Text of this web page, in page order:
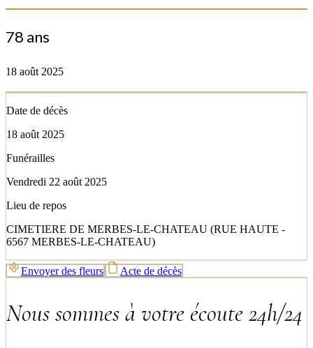
78 ans
18 août 2025
Date de décès
18 août 2025
Funérailles
Vendredi 22 août 2025
Lieu de repos
CIMETIERE DE MERBES-LE-CHATEAU (RUE HAUTE -
6567 MERBES-LE-CHATEAU)
Envoyer des fleurs Acte de décès
Nous sommes à votre écoute 24h/24